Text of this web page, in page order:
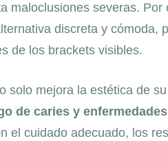
maloclusiones severas. Por
discreta y cómoda,
de los brackets visibles.
solo mejora la estética de
de caries y
el cuidado adecuado, los